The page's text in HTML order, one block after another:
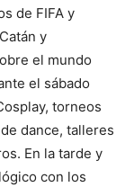
de FIFA y
y
el mundo
el sábado
torneos
dance, talleres
En la tarde y
con los